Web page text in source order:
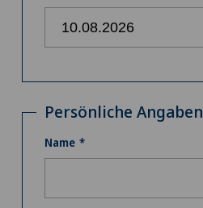
Persönliche Angaben
Name